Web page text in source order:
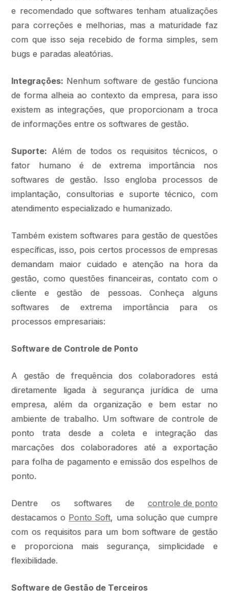
e recomendado que softwares tenham atualizações
para correções e melhorias, mas a maturidade faz
com que isso seja recebido de forma simples, sem
bugs e paradas aleatórias.
Integrações: Nenhum software de gestão funciona
de forma alheia ao contexto da empresa, para isso
existem as integrações, que proporcionam a troca
de informações entre os softwares de gestão.
Suporte: Além de todos os requisitos técnicos, o
fator humano é de extrema importância nos
softwares de gestão. Isso engloba processos de
implantação, consultorias e suporte técnico, com
atendimento especializado e humanizado.
Também existem softwares para gestão de questões
específicas, isso, pois certos processos de empresas
demandam maior cuidado e atenção na hora da
gestão, como questões financeiras, contato com o
cliente e gestão de pessoas. Conheça alguns
softwares de extrema importância para os
processos empresariais:
Software de Controle de Ponto
A gestão de frequência dos colaboradores está
diretamente ligada à segurança jurídica de uma
empresa, além da organização e bem estar no
ambiente de trabalho. Um software de controle de
ponto trata desde a coleta e integração das
marcações dos colaboradores até a exportação
para folha de pagamento e emissão dos espelhos de
ponto.
Dentre os softwares de controle de ponto
destacamos o Ponto Soft, uma solução que cumpre
com os requisitos para um bom software de gestão
e proporciona mais segurança, simplicidade e
flexibilidade.
Software de Gestão de Terceiros